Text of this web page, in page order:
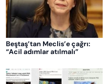
Beştaş’tan Meclis’e çağrı:
“Acil adımlar atılmalı”